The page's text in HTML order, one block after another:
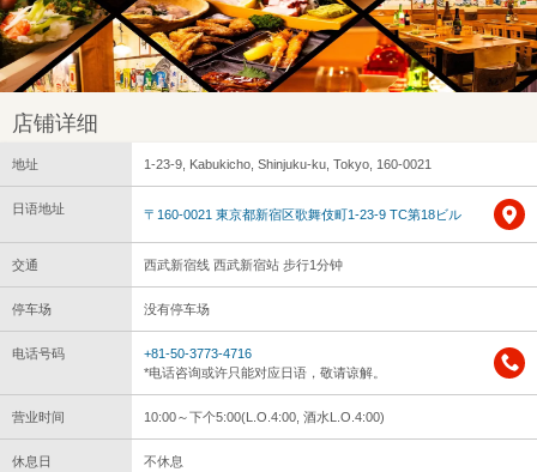
店铺详细
地址 1-23-9, Kabukicho, Shinjuku-ku, Tokyo, 160-0021
日语地址 〒160-0021 東京都新宿区歌舞伎町1-23-9 TC第18ビル
交通 西武新宿线 西武新宿站 步行1分钟
停车场 没有停车场
电话号码
+81-50-3773-4716
*电话咨询或许只能对应日语，敬请谅解。
营业时间 10:00～下个5:00(L.O.4:00, 酒水L.O.4:00)
休息日 不休息